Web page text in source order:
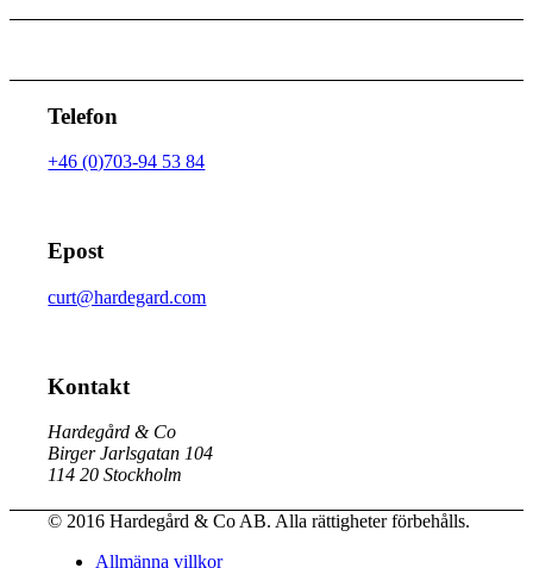
Telefon
+46 (0)703-94 53 84
Epost
curt@hardegard.com
Kontakt
Hardegård & Co
Birger Jarlsgatan 104
114 20 Stockholm
© 2016 Hardegård & Co AB. Alla rättigheter förbehålls.
Allmänna villkor